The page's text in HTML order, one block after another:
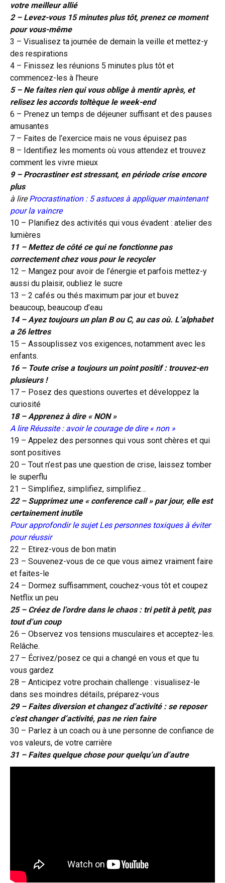
votre meilleur allié
2 – Levez-vous 15 minutes plus tôt, prenez ce moment
pour vous-même
3 – Visualisez ta journée de demain la veille et mettez-y
des respirations
4 – Finissez les réunions 5 minutes plus tôt et
commencez-les à l’heure
5 – Ne faites rien qui vous oblige à mentir après, et
relisez les accords toltèque le week-end
6 – Prenez un temps de déjeuner suffisant et des pauses
amusantes
7 – Faites de l’exercice mais ne vous épuisez pas
8 – Identifiez les moments où vous attendez et trouvez
comment les vivre mieux
9 – Procrastiner est stressant, en période crise encore
plus
à lireProcrastination : 5 astuces à appliquer maintenant
pour la vaincre
10 – Planifiez des activités qui vous évadent : atelier des
lumières
11 – Mettez de côté ce qui ne fonctionne pas
correctement chez vous pour le recycler
12 – Mangez pour avoir de l’énergie et parfois mettez-y
aussi du plaisir, oubliez le sucre
13 – 2 cafés ou thés maximum par jour et buvez
beaucoup, beaucoup d’eau
14 – Ayez toujours un plan B ou C, au cas où. L’alphabet
a 26 lettres
15 – Assouplissez vos exigences, notamment avec les
enfants.
16 – Toute crise a toujours un point positif : trouvez-en
plusieurs !
17 – Posez des questions ouvertes et développez la
curiosité
18 – Apprenez à dire « NON »
A lireRéussite : avoir le courage de dire « non »
19 – Appelez des personnes qui vous sont chères et qui
sont positives
20 – Tout n’est pas une question de crise, laissez tomber
le superflu
21 – Simplifiez, simplifiez, simplifiez…
22 – Supprimez une « conference call » par jour, elle est
certainement inutile
Pour approfondir le sujetLes personnes toxiques à éviter
pour réussir
22 – Etirez-vous de bon matin
23 – Souvenez-vous de ce que vous aimez vraiment faire
et faites-le
24 – Dormez suffisamment, couchez-vous tôt et coupez
Netflix un peu
25 – Créez de l’ordre dans le chaos : tri petit à petit, pas
tout d’un coup
26 – Observez vos tensions musculaires et acceptez-les.
Relâche.
27 – Écrivez/posez ce qui a changé en vous et que tu
vous gardez
28 – Anticipez votre prochain challenge : visualisez-le
dans ses moindres détails, préparez-vous
29 – Faites diversion et changez d’activité : se reposer
c’est changer d’activité, pas ne rien faire
30 – Parlez à un coach ou à une personne de confiance de
vos valeurs, de votre carrière
31 – Faites quelque chose pour quelqu’un d’autre